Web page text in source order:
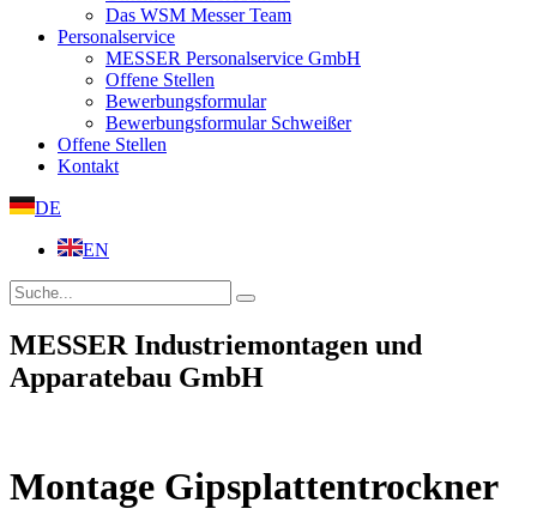
Das WSM Messer Team
Personalservice
MESSER Personalservice GmbH
Offene Stellen
Bewerbungsformular
Bewerbungsformular Schweißer
Offene Stellen
Kontakt
DE
EN
MESSER Industriemontagen und
Apparatebau GmbH
Montage Gipsplattentrockner